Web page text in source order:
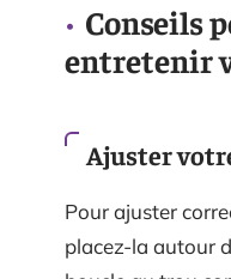
Conseils
entretenir
Ajuster
Pour ajuster
placez-la autour